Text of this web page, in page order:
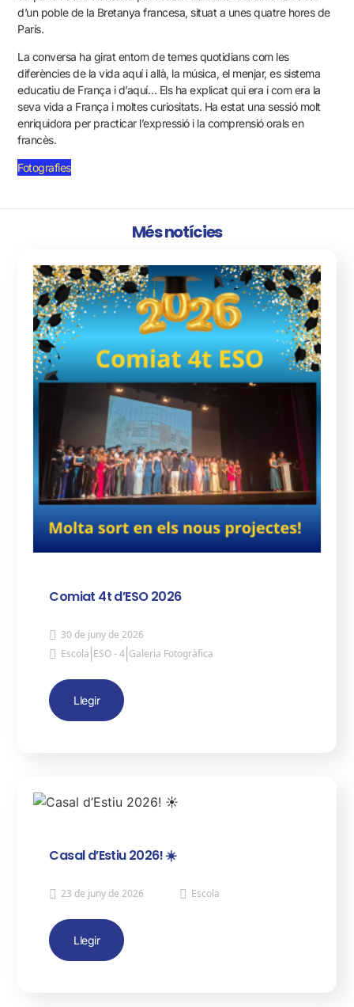
d’un poble de la Bretanya francesa, situat a unes quatre hores de
París.
La conversa ha girat entorn de temes quotidians com les
diferències de la vida aquí i allà, la música, el menjar, es sistema
educatiu de França i d’aquí… Els ha explicat qui era i com era la
seva vida a França i moltes curiositats. Ha estat una sessió molt
enriquidora per practicar l’expressió i la comprensió orals en
francès.
Fotografies
Més notícies
Comiat 4t d’ESO 2026
30 de juny de 2026
Escola ESO - 4 Galeria Fotogràfica
Llegir
Casal d’Estiu 2026! ☀️
23 de juny de 2026 Escola
Llegir